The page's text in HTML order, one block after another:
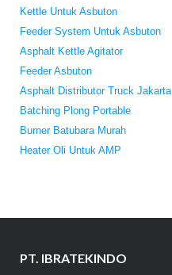
Kettle Untuk Asbuton
Feeder System Untuk Asbuton
Asphalt Kettle Agitator
Feeder Asbuton
Asphalt Distributor Truck Jakarta
Batching Plong Portable
Burner Batubara Murah
Heater Oli Untuk AMP
PT. IBRATEKINDO